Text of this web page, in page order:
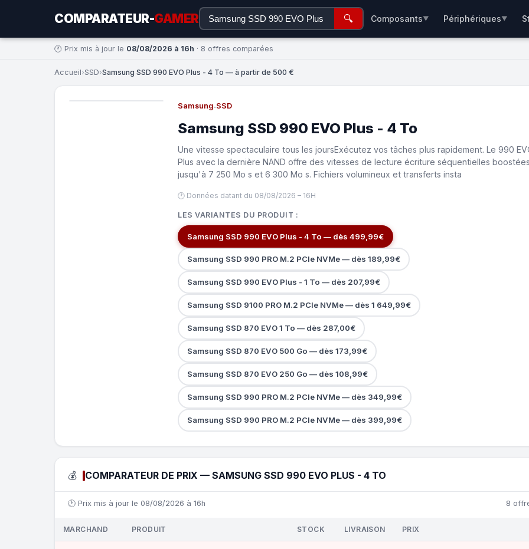
COMPARATEUR-GAMER 🔍 Composants▼ Périphériques▼
🕐 Prix mis à jour le 08/08/2026 à 16h · 8 offres comparées
Accueil›SSD›Samsung SSD 990 EVO Plus - 4 To — à partir de 500 €
Samsung·SSD
Samsung SSD 990 EVO Plus - 4 To
Une vitesse spectaculaire tous les joursExécutez vos tâches plus rapidement. Le 990
Plus avec la dernière NAND offre des vitesses de lecture écriture séquentielles
jusqu'à 7 250 Mo s et 6 300 Mo s. Fichiers volumineux et transferts insta
🕐 Données datant du 08/08/2026 – 16H
LES VARIANTES DU PRODUIT :
Samsung SSD 990 EVO Plus - 4 To — dès 499,99€
Samsung SSD 990 PRO M.2 PCIe NVMe — dès 189,99€
Samsung SSD 990 EVO Plus - 1 To — dès 207,99€
Samsung SSD 9100 PRO M.2 PCIe NVMe — dès 1 649,99€
Samsung SSD 870 EVO 1 To — dès 287,00€
Samsung SSD 870 EVO 500 Go — dès 173,99€
Samsung SSD 870 EVO 250 Go — dès 108,99€
Samsung SSD 990 PRO M.2 PCIe NVMe — dès 349,99€
Samsung SSD 990 PRO M.2 PCIe NVMe — dès 399,99€
💰 COMPARATEUR DE PRIX — SAMSUNG SSD 990 EVO PLUS - 4 TO
🕐 Prix mis à jour le 08/08/2026 à 16h 8
MARCHAND PRODUIT STOCK LIVRAISON PRIX